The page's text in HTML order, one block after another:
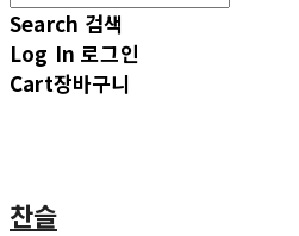
Search 검색
Log In 로그인
Cart장바구니
찬슬